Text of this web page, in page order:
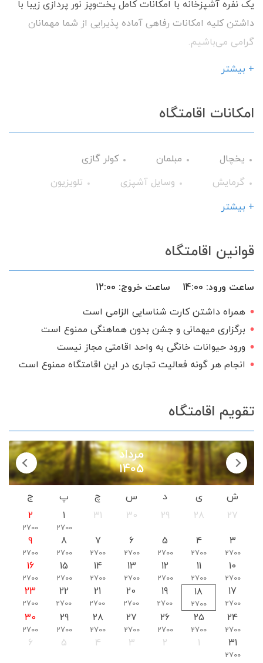
یک نفره آشپزخانه با امکانات کامل پخت‌و‌پز نور پردازی زیبا با
داشتن کلیه امکانات رفاهی آماده پذیرایی از شما مهمانان
گرامی می‌باشیم.
+ بیشتر
امکانات اقامتگاه
یخچال مبلمان
کولر گازی
گرمایش
وسایل آشپزی
تلویزیون
تراس
اینترنت
گیرنده دیجیتال
+ بیشتر
قوانین اقامتگاه
ساعت ورود: 14:00 ساعت خروج: 12:00
همراه داشتن کارت شناسایی الزامی است
برگزاری میهمانی و جشن بدون هماهنگی ممنوع است
ورود حیوانات خانگی به واحد اقامتی مجاز نیست
انجام هر گونه فعالیت تجاری در این اقامتگاه ممنوع است
تقویم اقامتگاه
مرداد
1405
ش ی د س چ پ
ج
27
28
29
30
31
1
2700
2
2700
3
2700
4
2700
5
2700
6
2700
7
2700
8
2700
9
2700
10
2700
11
2700
12
2700
13
2700
14
2700
15
2700
16
2700
17
2700
18
2700
19
2700
20
2700
21
2700
22
2700
23
2700
24
2700
25
2700
26
2700
27
2700
28
2700
29
2700
30
2700
31
2700
1
2
3
4
5
6